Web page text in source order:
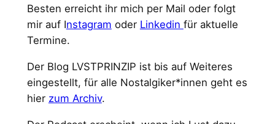
Besten erreicht ihr mich per Mail oder folgt
mir auf Instagram oder Linkedin für aktuelle
Termine.
Der Blog LVSTPRINZIP ist bis auf Weiteres
eingestellt, für alle Nostalgiker*innen geht es
hier zum Archiv.